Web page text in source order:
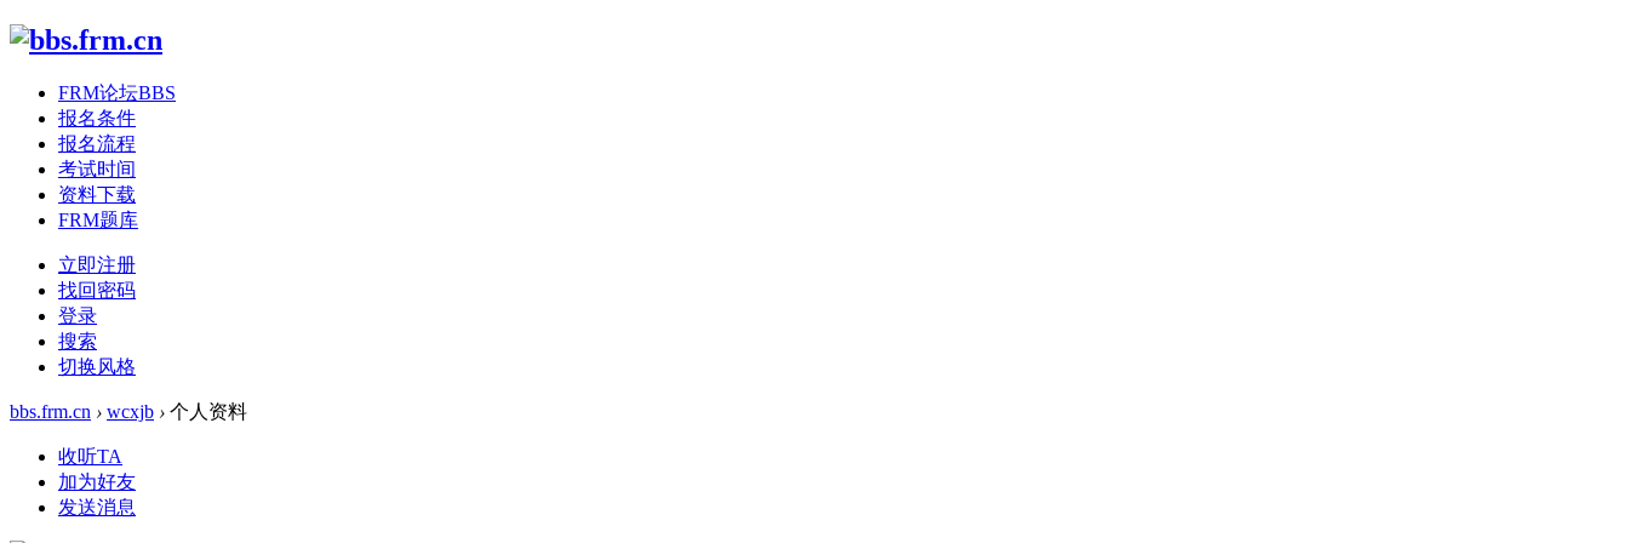
FRM论坛BBS
报名条件
报名流程
考试时间
资料下载
FRM题库
立即注册
找回密码
登录
搜索
切换风格
bbs.frm.cn › wcxjb › 个人资料
收听TA
加为好友
发送消息